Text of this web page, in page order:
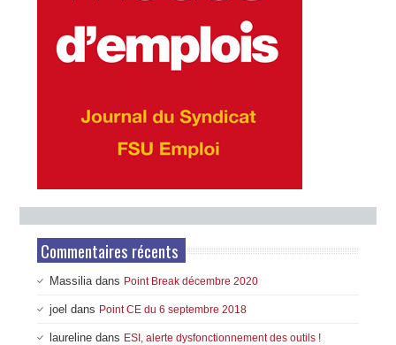
Commentaires récents
Massilia dans Point Break décembre 2020
joel dans Point CE du 6 septembre 2018
laureline dans ESI, alerte dysfonctionnement des outils !